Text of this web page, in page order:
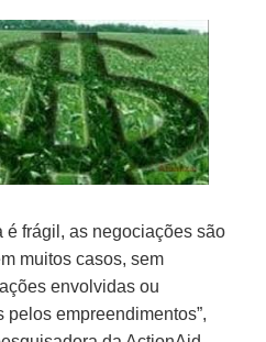
é frágil, as negociações são
muitos casos, sem
envolvidas ou
empreendimentos”,